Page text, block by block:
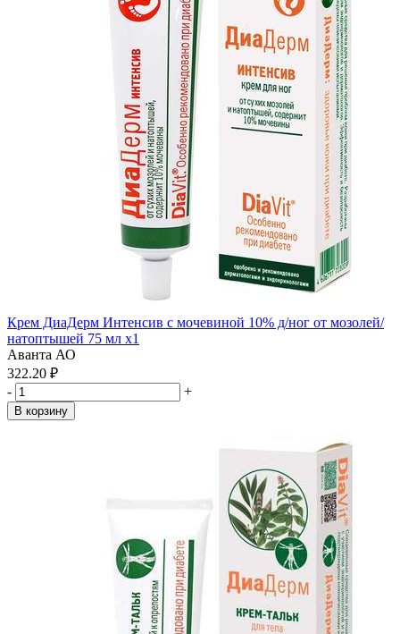
Крем ДиаДерм Интенсив с мочевиной 10% д/ног от мозолей/
натоптышей 75 мл x1
Аванта АО
322.20 ₽
-
+
В корзину